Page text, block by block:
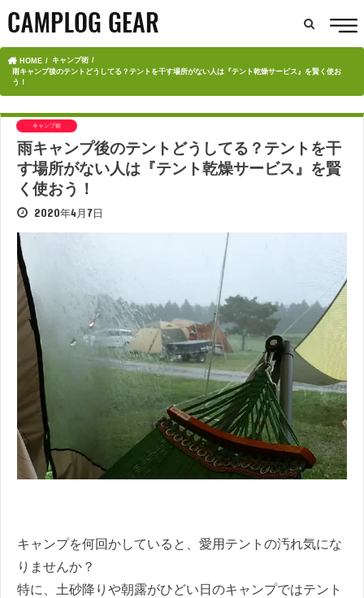
HOME
キャンプ術
雨キャンプ後のテントどうしてる？テントを干す場所がない人は『テント乾燥サービス』を賢く使お
う！
キャンプ術
雨キャンプ後のテントどうしてる？テントを干
す場所がない人は『テント乾燥サービス』を賢
く使おう！
2020年4月7日
キャンプを何回かしていると、愛用テントの汚れ気にな
りませんか？
特に、土砂降りや朝露がひどい日のキャンプではテント